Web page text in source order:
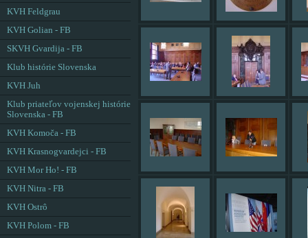
KVH Feldgrau
KVH Golian - FB
SKVH Gvardija - FB
Klub histórie Slovenska
KVH Juh
Klub priateľov vojenskej histórie
Slovenska - FB
KVH Komoča - FB
KVH Krasnogvardejci - FB
KVH Mor Ho! - FB
KVH Nitra - FB
KVH Ostrô
KVH Polom - FB